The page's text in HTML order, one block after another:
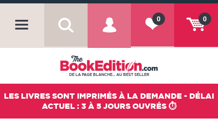
0
0
DE LA PAGE BLANCHE... AU BEST SELLER
LES LIVRES SONT IMPRIMÉS À LA DEMANDE - DÉLAI
ACTUEL : 3 À 5 JOURS OUVRÉS ⏱️